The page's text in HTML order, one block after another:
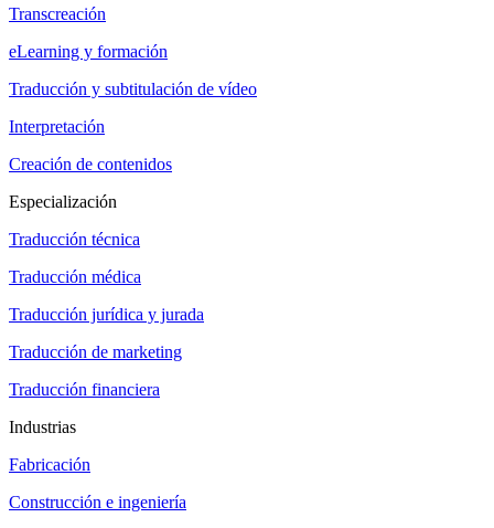
Transcreación
eLearning y formación
Traducción y subtitulación de vídeo
Interpretación
Creación de contenidos
Especialización
Traducción técnica
Traducción médica
Traducción jurídica y jurada
Traducción de marketing
Traducción financiera
Industrias
Fabricación
Construcción e ingeniería